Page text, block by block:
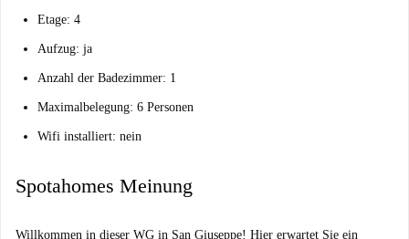
Etage: 4
Aufzug: ja
Anzahl der Badezimmer: 1
Maximalbelegung: 6 Personen
Wifi installiert: nein
Spotahomes Meinung
Willkommen in dieser WG in San Giuseppe! Hier erwartet Sie ein